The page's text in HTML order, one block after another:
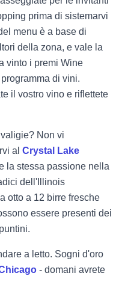
prima di sistemarvi
menu è a base di
della zona, e vale la
vinto i premi Wine
di vini.
il vostro vino e riflettete
Non vi
al Crystal Lake
la stessa passione nella
dell'Illinois
otto a 12 birre fresche
essere presenti dei
a letto. Sogni d'oro
- domani avrete